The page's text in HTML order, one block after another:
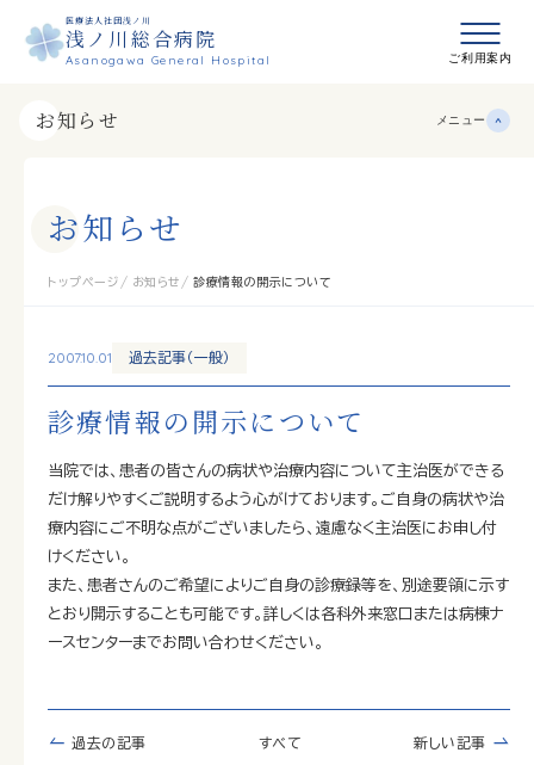
メニュ
ご利用案内
医療法人社団浅ノ川
浅ノ川総合病院
Asanogawa General Hospital
お知らせ メニュー
お知 らせ
トップページ お知らせ 診療情報の開示について
2007.10.01 過去記事（一般）
診療情報の開示について
当院では、患者の皆さんの病状や治療内容について主治医ができる
だけ解りやすくご説明するよう心がけております。ご自身の病状や治
療内容にご不明な点がございましたら、遠慮なく主治医にお申し付
けください。
また、患者さんのご希望によりご自身の診療録等を、別途要領に示す
とおり開示することも可能です。詳しくは各科外来窓口または病棟ナ
ースセンターまでお問い合わせください。
過去の記事 すべて 新しい記事